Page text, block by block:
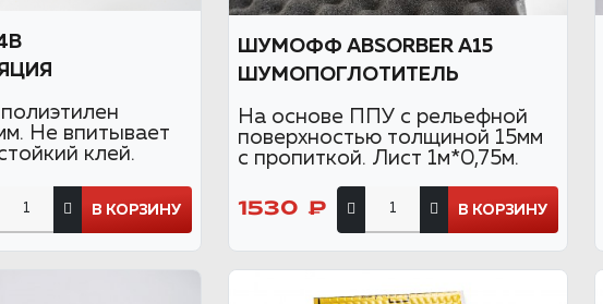
Не впитывает
клей.
В КОРЗИНУ
ШУМОФФ ABSORBER А15
ШУМОПОГЛОТИТЕЛЬ
На основе ППУ с рельефной
поверхностью толщиной 15мм
с пропиткой. Лист 1м*0,75м.
1530 ₽ В КОРЗИНУ